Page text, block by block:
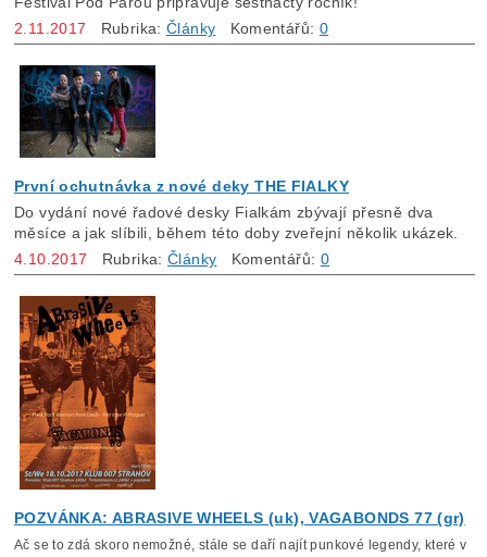
2.11.2017 Rubrika:Články Komentářů: 0
První ochutnávka z nové deky THE FIALKY
Do vydání nové řadové desky Fialkám zbývají přesně dva
měsíce a jak slíbili, během této doby zveřejní několik ukázek.
4.10.2017 Rubrika:Články Komentářů: 0
POZVÁNKA: ABRASIVE WHEELS (uk), VAGABONDS 77 (gr)
Ač se to zdá skoro nemožné, stále se daří najít punkové legendy, které v